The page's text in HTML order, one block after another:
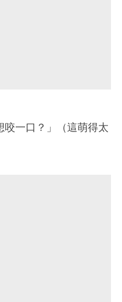
咬一口？」（這萌得太